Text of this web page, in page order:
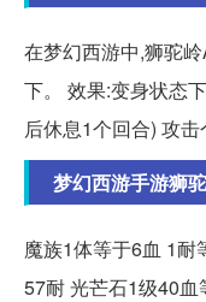
在梦幻西游中,狮驼
下。 效果:变身状态
后休息1个回合) 攻击
梦幻西游手游狮
魔族1体等于6血 1耐
57耐 光芒石1级40